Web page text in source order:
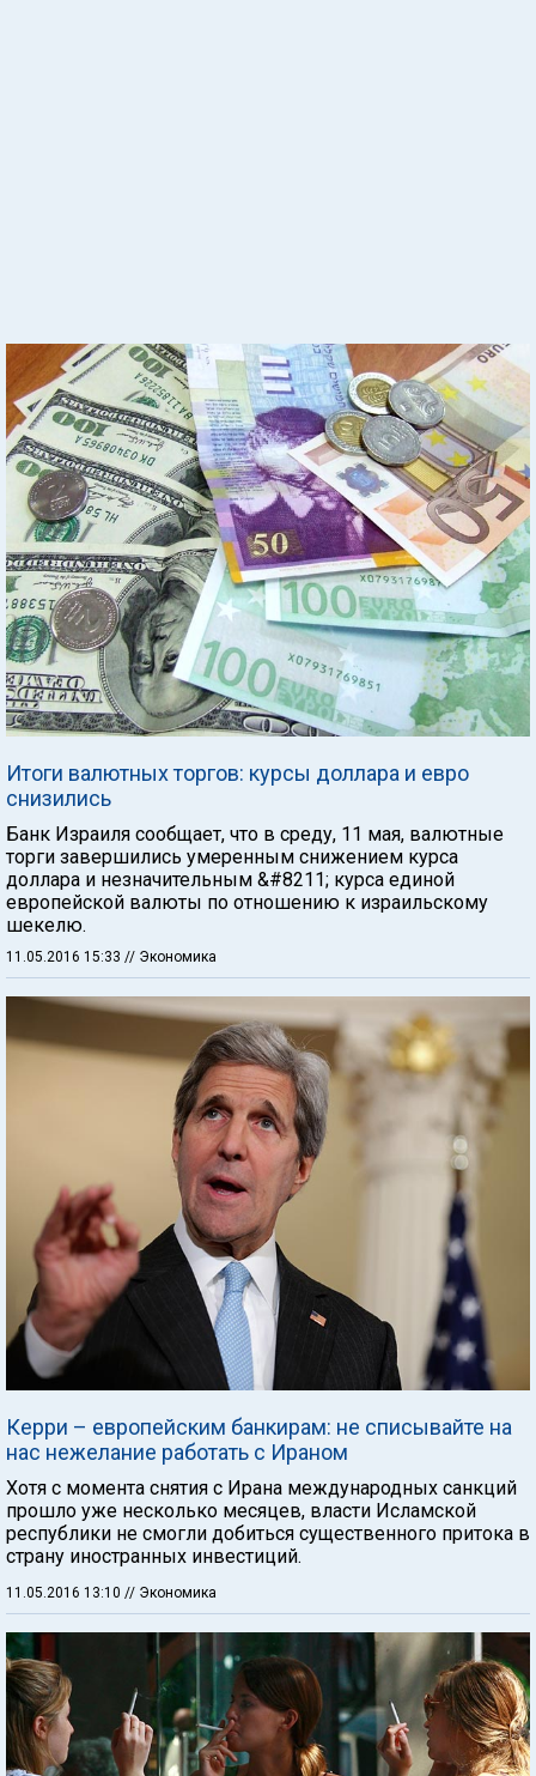
Итоги валютных торгов: курсы доллара и евро
снизились
Банк Израиля сообщает, что в среду, 11 мая, валютные
торги завершились умеренным снижением курса
доллара и незначительным &#8211; курса единой
европейской валюты по отношению к израильскому
шекелю.
11.05.2016 15:33 // Экономика
Керри – европейским банкирам: не списывайте на
нас нежелание работать с Ираном
Хотя с момента снятия с Ирана международных санкций
прошло уже несколько месяцев, власти Исламской
республики не смогли добиться существенного притока в
страну иностранных инвестиций.
11.05.2016 13:10 // Экономика